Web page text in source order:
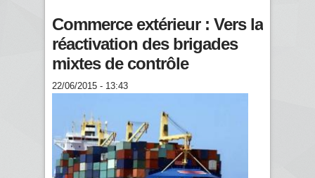
Commerce extérieur : Vers la
réactivation des brigades
mixtes de contrôle
22/06/2015 - 13:43